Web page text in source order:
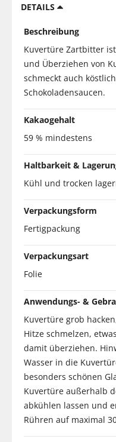
DETAILS
Beschreibung
Kuvertüre Zartbitter
und Überziehen von
schmeckt auch
Schokoladensaucen.
Kakaogehalt
59 % mindestens
Haltbarkeit &
Kühl und trocken
Verpackungsform
Fertigpackung
Verpackungsart
Folie
Anwendungs- &
Kuvertüre grob
Hitze schmelzen,
damit überziehen.
Wasser in die
besonders schönen
Kuvertüre außerhalb
abkühlen lassen und
Rühren auf maximal